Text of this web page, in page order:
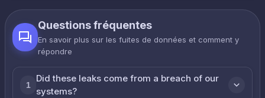
Questions fréquentes
En savoir plus sur les fuites de données et comment y
répondre
1
Did these leaks come from a breach of our
systems?